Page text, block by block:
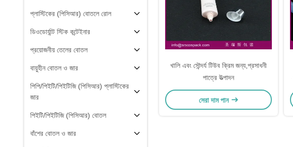
প্লাস্টিকের (পিসিআর) বোতলে রোল
ডিওডোর্যান্ট স্টিক কন্টেইনার
প্রয়োজনীয় তেলের বোতল
বায়ুহীন বোতল ও জার
পিপি/পিইটি/পিইটিজি (পিসিআর) প্লাস্টিকের
জার
পিইটি/পিইটিজি (পিসিআর) বোতল
বাঁশের বোতল ও জার
খালি এবং সৌন্দর্য টিউব ক্রিম জন্য,প্রসাধনী
পাত্রে উত্পাদন
সেরা দাম পান